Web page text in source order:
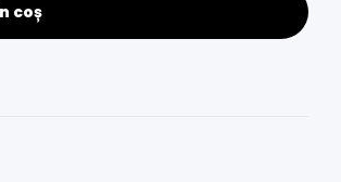
coș